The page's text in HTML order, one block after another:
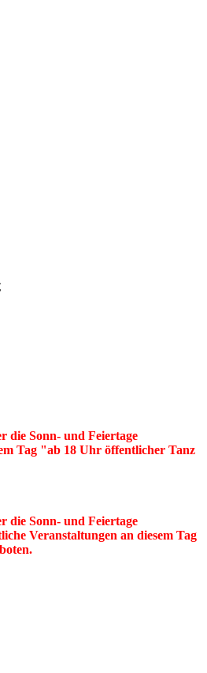
die Sonn- und Feiertage
Tag "ab 18 Uhr öffentlicher Tanz
die Sonn- und Feiertage
Veranstaltungen an diesem Tag